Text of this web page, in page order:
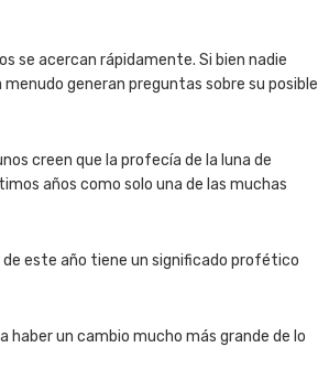
se acercan rápidamente. Si bien nadie
generan preguntas sobre su posible
creen que la profecía de la luna de
años como solo una de las muchas
de este año tiene un significado profético
haber un cambio mucho más grande de lo